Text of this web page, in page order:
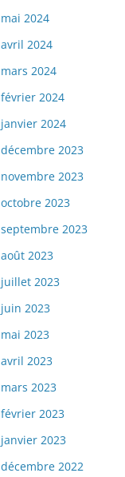
mai 2024
avril 2024
mars 2024
février 2024
janvier 2024
décembre 2023
novembre 2023
octobre 2023
septembre 2023
août 2023
juillet 2023
juin 2023
mai 2023
avril 2023
mars 2023
février 2023
janvier 2023
décembre 2022